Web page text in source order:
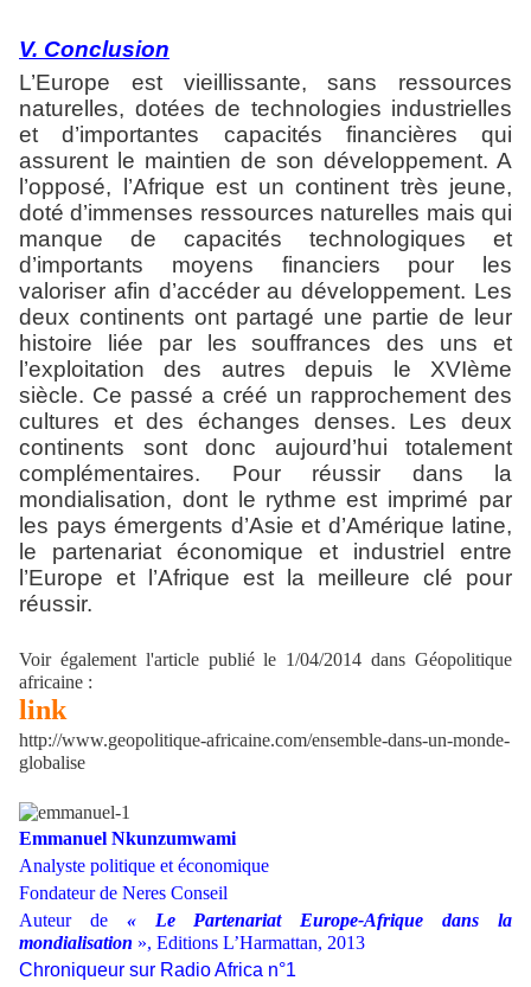
V. Conclusion
L’Europe est vieillissante, sans ressources
naturelles, dotées de technologies industrielles
et d’importantes capacités financières qui
assurent le maintien de son développement. A
l’opposé, l’Afrique est un continent très jeune,
doté d’immenses ressources naturelles mais qui
manque de capacités technologiques et
d’importants moyens financiers pour les
valoriser afin d’accéder au développement. Les
deux continents ont partagé une partie de leur
histoire liée par les souffrances des uns et
l’exploitation des autres depuis le XVIème
siècle. Ce passé a créé un rapprochement des
cultures et des échanges denses. Les deux
continents sont donc aujourd’hui totalement
complémentaires. Pour réussir dans la
mondialisation, dont le rythme est imprimé par
les pays émergents d’Asie et d’Amérique latine,
le partenariat économique et industriel entre
l’Europe et l’Afrique est la meilleure clé pour
réussir.
Voir également l'article publié le 1/04/2014 dans Géopolitique
africaine :
link
http://www.geopolitique-africaine.com/ensemble-dans-un-monde-
globalise
Emmanuel Nkunzumwami
Analyste politique et économique
Fondateur de Neres Conseil
Auteur de « Le Partenariat Europe-Afrique dans la
mondialisation », Editions L’Harmattan, 2013
Chroniqueur sur Radio Africa n°1